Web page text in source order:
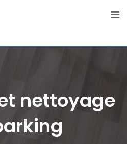
nettoyage